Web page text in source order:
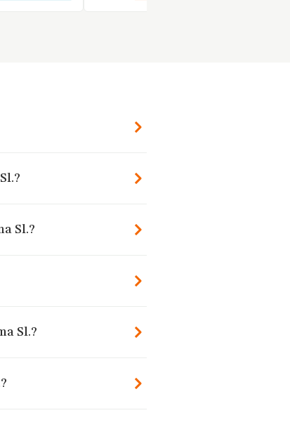
Sl.?
Sl.?